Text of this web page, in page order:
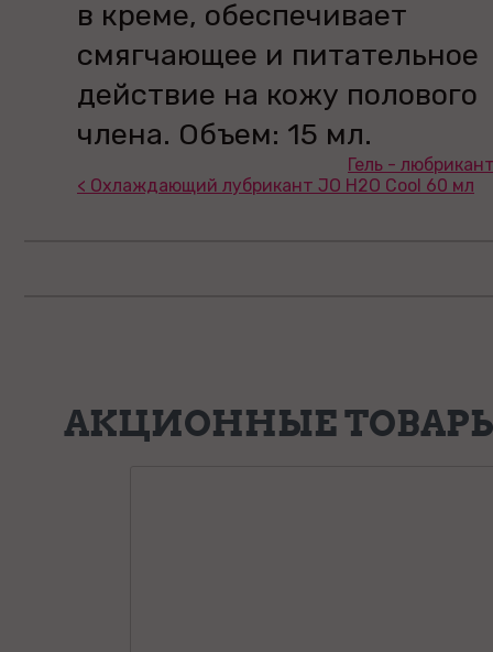
в креме, обеспечивает
смягчающее и питательное
действие на кожу полового
члена. Объем: 15 мл.
Гель -
< Охлаждающий лубрикант JO H2O Cool 60 мл
АКЦИОННЫЕ